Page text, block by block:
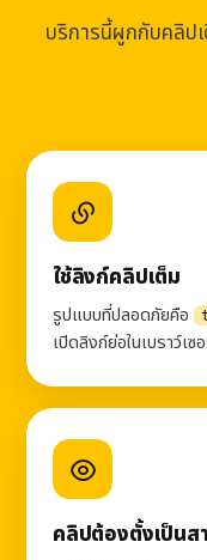
บริการนี้ผูกกับคลิป
ใช้ลิงก์คลิปเต็ม
รูปแบบที่ปลอดภัยคือ
เปิดลิงก์ย่อในเบราว์เ
คลิปต้องตั้งเป็นส